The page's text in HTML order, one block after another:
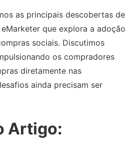
as principais descobertas de
que explora a adoção
sociais. Discutimos
os compradores
diretamente nas
ainda precisam ser
Artigo: